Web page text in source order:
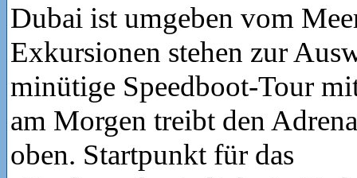
Dubai ist umgeben vom
Exkursionen stehen zur
minütige Speedboot-Tour
am Morgen treibt den
oben. Startpunkt für das